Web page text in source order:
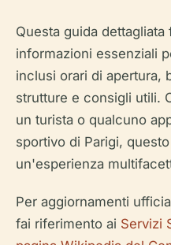
Questa guida
informazioni essenziali
inclusi orari di apertura,
strutture e consigli utili.
un turista o qualcuno
sportivo di Parigi,
un'esperienza
Per aggiornamenti
fai riferimento ai Servizi